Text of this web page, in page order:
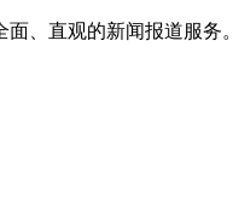
、直观的新闻报道服务。